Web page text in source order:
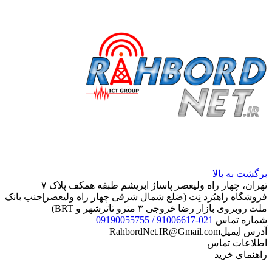
برگشت به بالا
تهران، چهار راه ولیعصر پاساژ ابریشم طبقه همکف پلاک ۷
فروشگاه راهبُرد نِت (ضلع شمال شرقی چهار راه ولیعصر|جنب بانک
ملت|روبروی بازار رضا|خروجی ۳ مترو تاترشهر و BRT)‎‎
شماره تماس 021-91006617 / 09190055755
آدرس ایمیلRahbordNet.IR@Gmail.com
اطلاعات تماس
راهنمای خرید